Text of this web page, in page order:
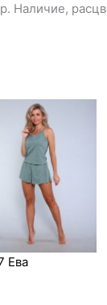
Наличие,
Ева